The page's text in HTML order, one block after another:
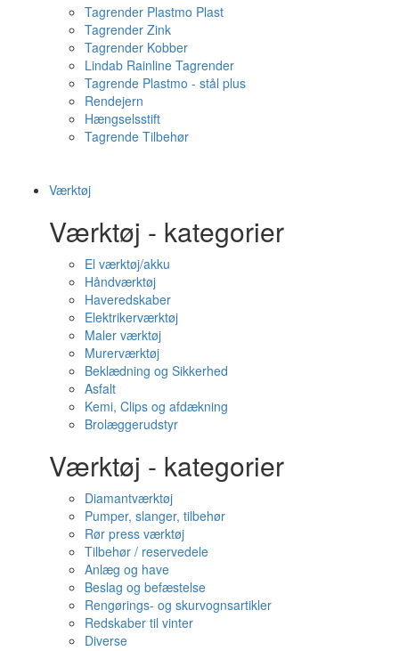
Tagrender Plastmo Plast
Tagrender Zink
Tagrender Kobber
Lindab Rainline Tagrender
Tagrende Plastmo - stål plus
Rendejern
Hængselsstift
Tagrende Tilbehør
Værktøj
Værktøj - kategorier
El værktøj/akku
Håndværktøj
Haveredskaber
Elektrikerværktøj
Maler værktøj
Murerværktøj
Beklædning og Sikkerhed
Asfalt
Kemi, Clips og afdækning
Brolæggerudstyr
Værktøj - kategorier
Diamantværktøj
Pumper, slanger, tilbehør
Rør press værktøj
Tilbehør / reservedele
Anlæg og have
Beslag og befæstelse
Rengørings- og skurvognsartikler
Redskaber til vinter
Diverse